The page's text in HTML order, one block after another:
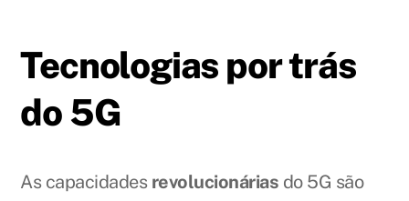
Tecnologias por trás
do 5G
As capacidades revolucionárias do 5G são